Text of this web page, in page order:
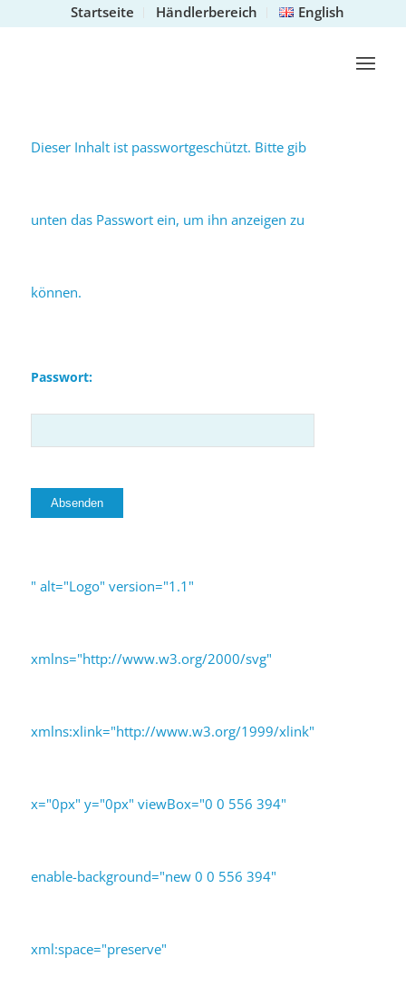
Startseite Händlerbereich English
Dieser Inhalt ist passwortgeschützt. Bitte gib
unten das Passwort ein, um ihn anzeigen zu
können.
Passwort:
" alt="Logo" version="1.1"
xmlns="http://www.w3.org/2000/svg"
xmlns:xlink="http://www.w3.org/1999/xlink"
x="0px" y="0px" viewBox="0 0 556 394"
enable-background="new 0 0 556 394"
xml:space="preserve"